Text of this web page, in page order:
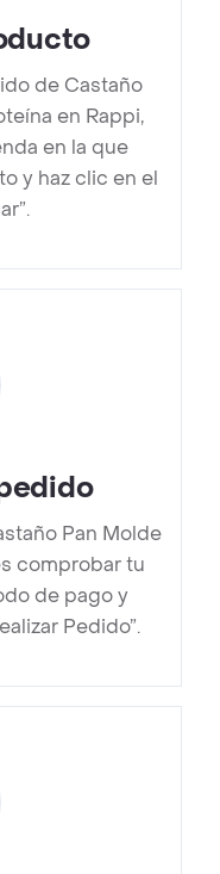
de Castaño
en Rappi,
en la que
y haz clic en el
Pan Molde
comprobar tu
de pago y
Pedido”.